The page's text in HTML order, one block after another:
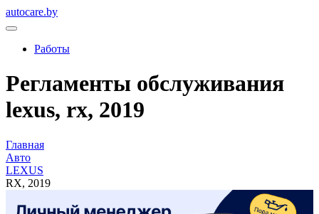
autocare.by
Работы
Регламенты обслуживания
lexus, rx, 2019
Главная
Авто
LEXUS
RX, 2019